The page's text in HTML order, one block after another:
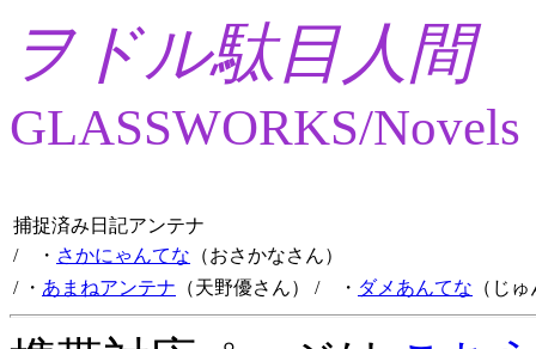
ヲドル駄目人間
GLASSWORKS/Novels
捕捉済み日記アンテナ
/ ・ さかにゃんてな （おさかなさん）
/ ・ あまねアンテナ （天野優さん） / ・ ダメあんてな （じ